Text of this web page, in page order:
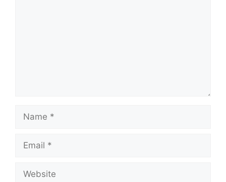
Name
Email
Website